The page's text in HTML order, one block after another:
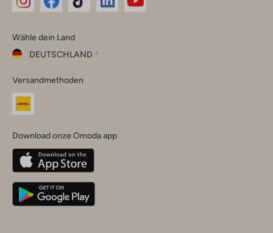
Instagram
Facebook
TikTok
Wähle dein Land
DEUTSCHLAND
dein
Land
Belgique(Français)
Deutschland
Versandmethoden
Download onze Omoda app